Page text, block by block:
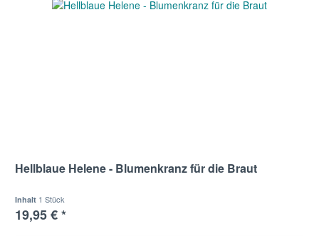
Hellblaue Helene - Blumenkranz für die Braut
Inhalt 1 Stück
19,95 € *